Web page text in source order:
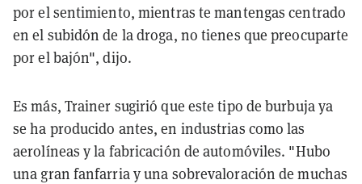
por el sentimiento, mientras te mantengas centrado
en el subidón de la droga, no tienes que preocuparte
por el bajón", dijo.
Es más, Trainer sugirió que este tipo de burbuja ya
se ha producido antes, en industrias como las
aerolíneas y la fabricación de automóviles. "Hubo
una gran fanfarria y una sobrevaloración de muchas